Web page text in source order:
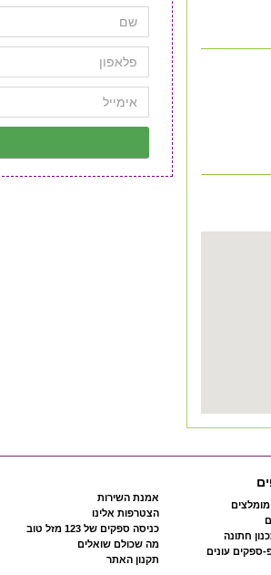
חתונה
ספקים עונים
אמנת השירות
הצטרפות אלינו
כניסה ספקים של 123 מזל טוב
מה שכולם שואלים
תקנון האתר